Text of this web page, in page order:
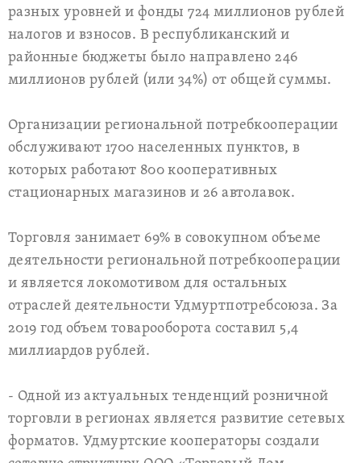
разных уровней и фонды 724 миллионов рублей
налогов и взносов. В республиканский и
районные бюджеты было направлено 246
миллионов рублей (или 34%) от общей суммы.
Организации региональной потребкооперации
обслуживают 1700 населенных пунктов, в
которых работают 800 кооперативных
стационарных магазинов и 26 автолавок.
Торговля занимает 69% в совокупном объеме
деятельности региональной потребкооперации
и является локомотивом для остальных
отраслей деятельности Удмуртпотребсоюза. За
2019 год объем товарооборота составил 5,4
миллиардов рублей.
- Одной из актуальных тенденций розничной
торговли в регионах является развитие сетевых
форматов. Удмуртские кооператоры создали